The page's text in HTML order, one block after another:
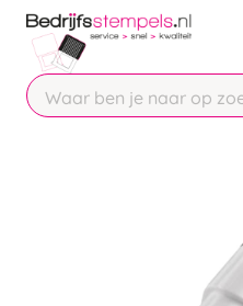
Chatbot
Chat 24/7
Contact